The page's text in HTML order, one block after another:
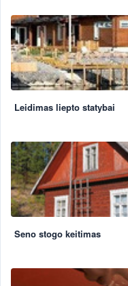
Leidimas liepto statybai
Seno stogo keitimas